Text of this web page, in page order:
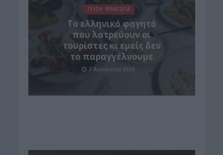
ΓΕΎΣΗ - ΨΥΧΑΓΩΓΊΑ
Το ελληνικό φαγητό
που λατρεύουν οι
τουρίστες κι εμείς δεν
το παραγγέλνουμε
7 Αυγούστου 2026